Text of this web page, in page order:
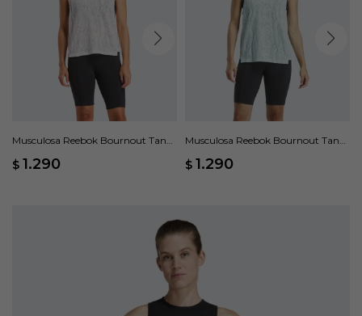
Musculosa Reebok Bournout Tank
$ 1.290
Musculosa Reebok Bournout Tank
$ 1.290